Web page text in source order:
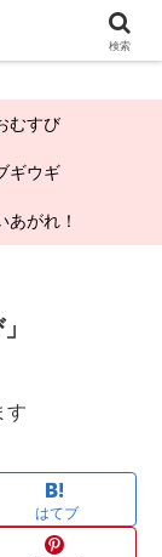
むすび
ギウギ
あがれ！
す
はてブ
検索